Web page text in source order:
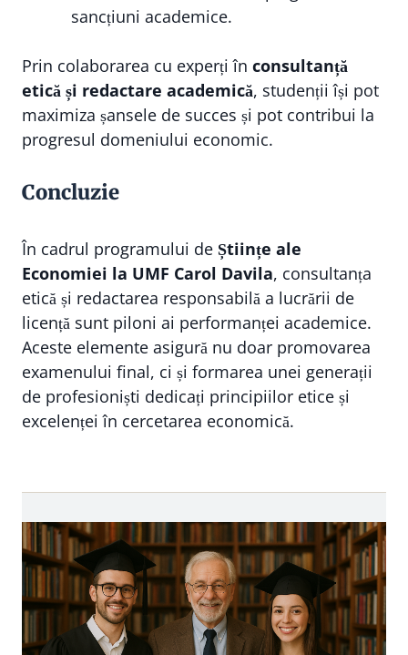
sancțiuni academice.
Prin colaborarea cu experți în consultanță
etică și redactare academică, studenții își pot
maximiza șansele de succes și pot contribui la
progresul domeniului economic.
Concluzie
În cadrul programului de Științe ale
Economiei la UMF Carol Davila, consultanța
etică și redactarea responsabilă a lucrării de
licență sunt piloni ai performanței academice.
Aceste elemente asigură nu doar promovarea
examenului final, ci și formarea unei generații
de profesioniști dedicați principiilor etice și
excelenței în cercetarea economică.